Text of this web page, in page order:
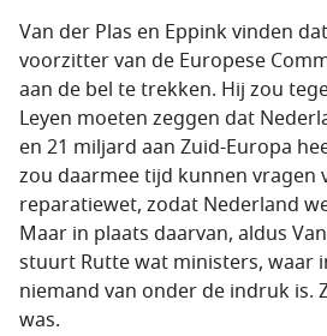
Van der Plas en Eppink vinden
voorzitter van de Europese
aan de bel te trekken. Hij zou
Leyen moeten zeggen dat
en 21 miljard aan Zuid-Europa
zou daarmee tijd kunnen vragen
reparatiewet, zodat Nederland
Maar in plaats daarvan, aldus
stuurt Rutte wat ministers, waar
niemand van onder de indruk is.
was.